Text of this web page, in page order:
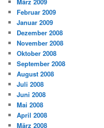
März 2009
Februar 2009
Januar 2009
Dezember 2008
November 2008
Oktober 2008
September 2008
August 2008
Juli 2008
Juni 2008
Mai 2008
April 2008
März 2008